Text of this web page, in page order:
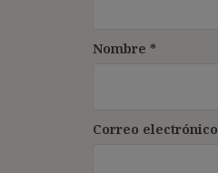
Nombre *
Correo electrónico